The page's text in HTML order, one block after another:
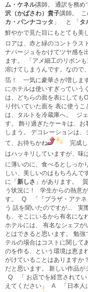
ム・ケネル講師。 通訳を務め
沢（かばさわ）貴子講師。
カ・パンナコッタ 」 と 「タ
鮮やかで見た目にもとても美
ロアは、赤と緑のコントラス
ナパージュをかけてツヤ感を
ます。
「アメ細工のリボン
溶けてしまうんです。なの
箔！ 一気に豪華さが増しま
にホテルは使いすぎってい
は、どちらの面を表にしても
り付いていた面を 表に使う
は、タルトを冷蔵庫へ。
ジ
す。 飾り過ぎたケーキは、
しまう。 デコレーションは
て、お待ちかね
完成し
はハッキリしていますが、味
に薄いのに、食べるとしっか
しい、美しいのはもちろんで
に「新しさ 」があります。
う状況に！ 学生からの熱意
す。 Q 「『プラザ・アテネ
う 話を聞いたのですが... 実
も、そこにいるから有名にな
ホテルには、 有名なシェフ
とはできると思います。 勉
テルの場合はコストに関して
のを作る、という環境は恵ま
がけていることはあります
だと思います。 新しい作品が
Q 「 お店でを経営されてい
えてください」 A 「日本人